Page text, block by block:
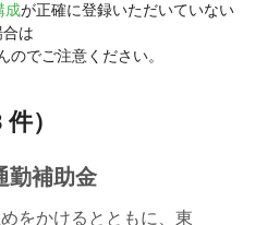
成が正確に登録いただいていない
合は
のでご注意ください。
）
勤補助金
をかけるとともに、東